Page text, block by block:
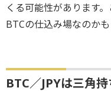
くる可能性があります
BTCの仕込み場なのかも
BTC／JPYは三角